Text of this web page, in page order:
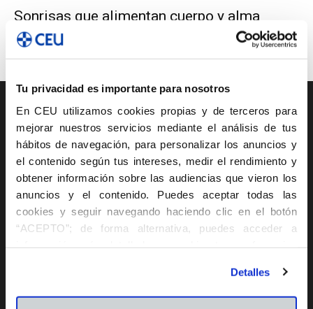
Tu privacidad es importante para nosotros
En CEU utilizamos cookies propias y de terceros para
mejorar nuestros servicios mediante el análisis de tus
hábitos de navegación, para personalizar los anuncios y
el contenido según tus intereses, medir el rendimiento y
obtener información sobre las audiencias que vieron los
anuncios y el contenido. Puedes aceptar todas las
cookies y seguir navegando haciendo clic en el botón
“ACEPTO”; de forma alternativa, puedes acceder a
en el botón "Personalizar". Para más información puedes
visitar nuestra Política de Cookies
Detalles
Sonrisas que alimentan cuerpo y alma
ISEP CEU CV 0
Oferta académica
Ciclos de Grado Medio
Ciclos de Grado Superior
Oferta académica